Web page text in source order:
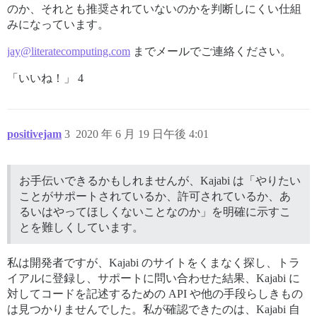
のか、それとも推奨されていないのかを判断しにくい仕組
みになっています。
jay@literatecomputing.com までメールでご連絡ください。
「いいね！」 4
positivejam 2020 年 6 月 19 日午後 4:01
3
お手伝いできるかもしれませんが、Kajabi は「やりたい
ことがサポートされているか、許可されているか、あ
るいはやってほしくないことなのか」を明確に示すこ
とを難しくしています。
私は開発者ですが、Kajabi のサイトをくまなく探し、トラ
イアルに登録し、サポートに問い合わせた結果、Kajabi に
対してコードを記述するための API や他の手段らしきもの
は見つかりませんでした。私が確認できたのは、Kajabi 自